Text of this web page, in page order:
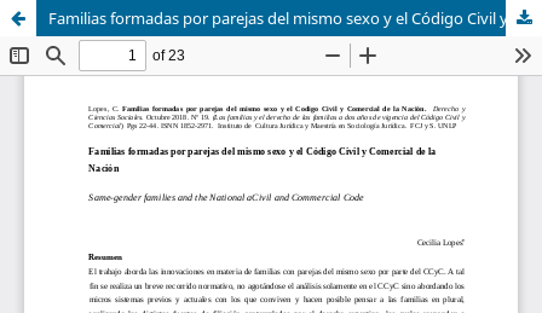
Familias formadas por parejas del mismo sexo y el Código Civil y Comercial de la Nación